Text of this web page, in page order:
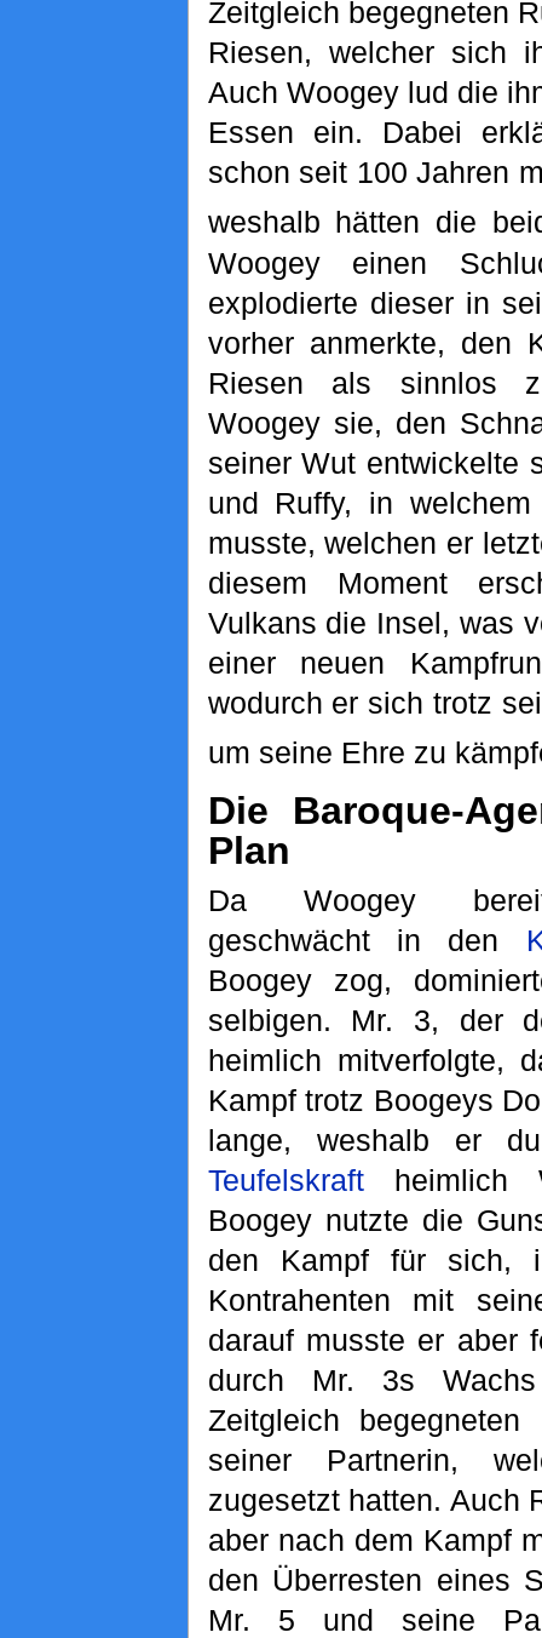
Zeitgleich begegneten
Riesen, welcher sich
Auch Woogey lud die
Essen ein. Dabei
schon seit 100 Jahren
weshalb hätten die
Woogey einen
explodierte dieser in
vorher anmerkte, den
Riesen als sinnlos
Woogey sie, den
seiner Wut entwickelte
und Ruffy, in
musste, welchen er
diesem Moment
Vulkans die Insel, was
einer neuen
wodurch er sich trotz
um seine Ehre zu
Die Baroque-
Plan
Da Woogey
geschwächt in den
Boogey zog,
selbigen. Mr. 3, der
heimlich mitverfolgte,
Kampf trotz Boogeys
lange, weshalb er
Teufelskraftheimlich
Boogey nutzte die
den Kampf für sich,
Kontrahenten mit
darauf musste er aber
durch Mr. 3s
Zeitgleich
seiner Partnerin,
zugesetzt hatten. Auch
aber nach dem Kampf
den Überresten eines
Mr. 5 und seine